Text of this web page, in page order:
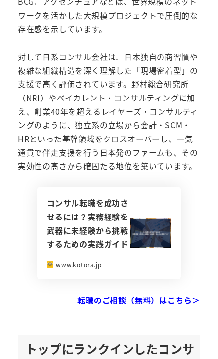
ワークを活かした大規模プロジェクトで圧倒的な
存在感を示しています。
対して日系コンサル会社は、日本独自の商習慣や
複雑な組織構造を深く理解した「現場密着型」の
支援で高く評価されています。野村総合研究所
（NRI）やベイカレント・コンサルティングに加
え、創業40年を超えるレイヤーズ・コンサルティ
ングのように、独立系の立場から会計・SCM・
HRといった基幹領域をクロスオーバーし、一気
通貫で伴走支援を行う日本発のファームも、その
実効性の高さから確固たる地位を築いています。
コンサル転職を成功さ
せるには？実務経験を
武器に未経験から挑戦
するための実践ガイド
www.kotora.jp
転職のご相談（無料）はこちら＞
トップにランクインしたコンサ